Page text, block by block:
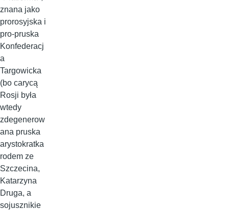
znana jako
prorosyjska i
pro-pruska
Konfederacj
a
Targowicka
(bo carycą
Rosji była
wtedy
zdegenerow
ana pruska
arystokratka
rodem ze
Szczecina,
Katarzyna
Druga, a
sojusznikie